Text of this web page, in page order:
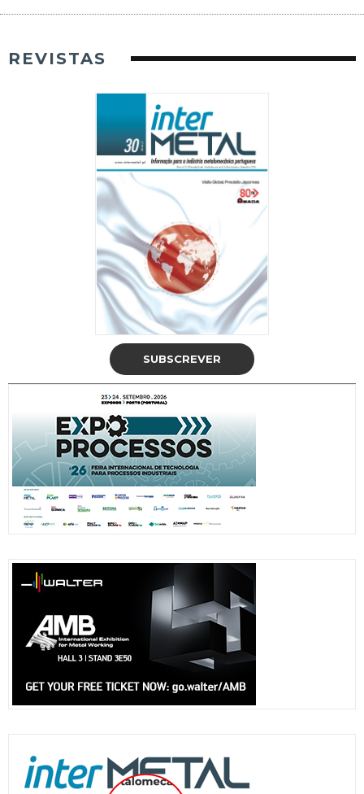
REVISTAS
SUBSCREVER